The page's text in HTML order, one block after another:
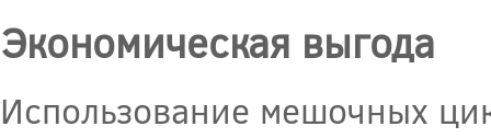
Экономическая выгода
Использование мешочных